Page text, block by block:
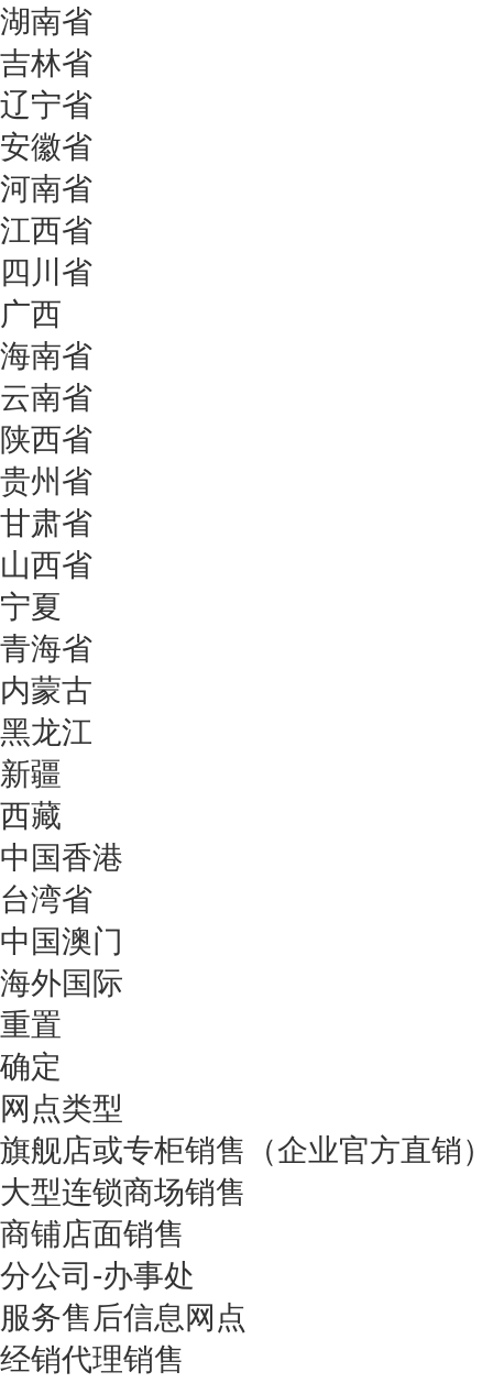
湖南省
吉林省
辽宁省
安徽省
河南省
江西省
四川省
广西
海南省
云南省
陕西省
贵州省
甘肃省
山西省
宁夏
青海省
内蒙古
黑龙江
新疆
西藏
中国香港
台湾省
中国澳门
海外国际
重置
确定
网点类型
旗舰店或专柜销售（企业官方直销）
大型连锁商场销售
商铺店面销售
分公司-办事处
服务售后信息网点
经销代理销售